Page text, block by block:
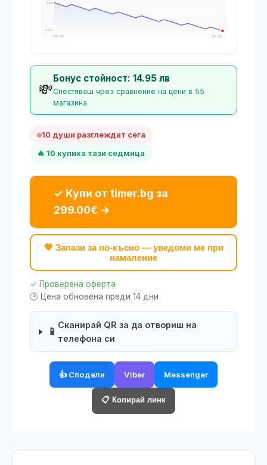
344
298
08.07
06.08
💸
Бонус стойност: 14.95 лв
Спестяваш чрез сравнение на цени в 55
магазина
10 души разглеждат сега
🔥 10 купиха тази седмица
✓ Купи от timer.bg за
299.00€ →
💖 Запази за по-късно — уведоми ме при
намаление
✓ Проверена оферта
🕑 Цена обновена преди 14 дни
📱
Сканирай QR за да отвориш на
телефона си
👍 Сподели Viber Messenger
📋 Копирай линк